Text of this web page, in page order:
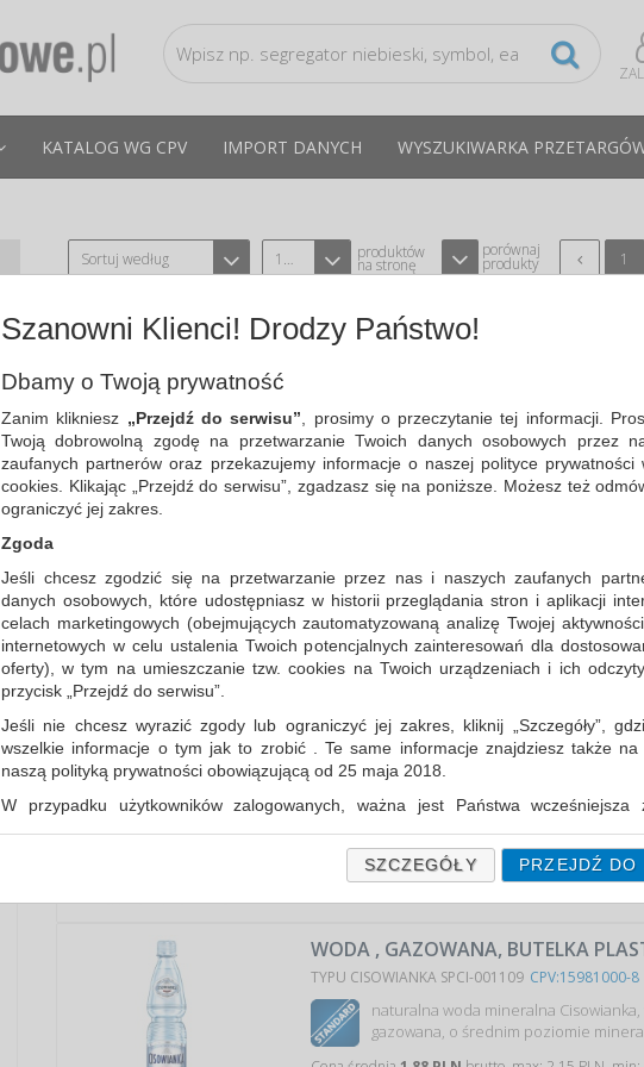
KATALOG WG CPV IMPORT DANYCH WYSZUKIWARKA
Sortuj według 12 produktów
na stronę
porównaj
produkty 1
WODA PERLAGE, MUSUJĄCA,
wyjątkowa, musująca naturalna woda
Cisowianka Perlage o średnim
Cena średnia 3,73 PLNbrutto, max: 4,21 PLN, min:
SZKLANA, 0,3L
TYPU CISOWIANKA SPCI-004704 CPV:15981000-8
naturalna woda mineralna
zmineralizowana…
WODA PERLAGE, MUSUJĄCA,
TYPU CISOWIANKA SPCI-004803
naturalna, musująca woda mineralna
WODA , GAZOWANA, BUTELKA
TYPU CISOWIANKA SPCI-001109 CPV:15981000-8
naturalna woda mineralna
gazowana, o średnim poziomie
Szanowni Klienci! Drodzy Państwo!
Dbamy o Twoją prywatność
Zanim klikniesz „Przejdź do serwisu” , prosimy o przeczytanie tej informacji.
Twoją dobrowolną zgodę na przetwarzanie Twoich danych osobowych przez
zaufanych partnerów oraz przekazujemy informacje o naszej polityce prywatności
cookies. Klikając „Przejdź do serwisu”, zgadzasz się na poniższe. Możesz też
ograniczyć jej zakres.
Zgoda
Jeśli chcesz zgodzić się na przetwarzanie przez nas i naszych zaufanych
danych osobowych, które udostępniasz w historii przeglądania stron i aplikacji
celach marketingowych (obejmujących zautomatyzowaną analizę Twojej
internetowych w celu ustalenia Twoich potencjalnych zainteresowań dla
oferty), w tym na umieszczanie tzw. cookies na Twoich urządzeniach i ich
przycisk „Przejdź do serwisu”.
Jeśli nie chcesz wyrazić zgody lub ograniczyć jej zakres, kliknij „Szczegóły”,
wszelkie informacje o tym jak to zrobić . Te same informacje znajdziesz także
naszą polityką prywatności obowiązującą od 25 maja 2018.
W przypadku użytkowników zalogowanych, ważna jest Państwa wcześniejsza
Lista Zaufanych Partnerów (rozwiń)
SZCZEGÓŁY PRZEJDŹ DO